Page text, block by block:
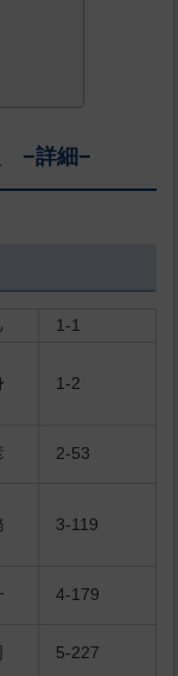
−詳細−
1-1
1-2
2-53
3-119
4-179
5-227